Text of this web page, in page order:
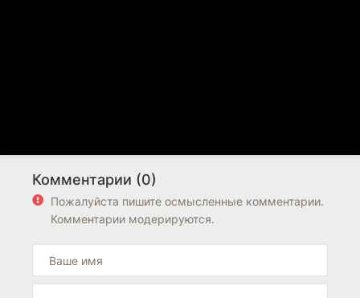
Комментарии (0)
Пожалуйста пишите осмысленные комментарии.
Комментарии модерируются.